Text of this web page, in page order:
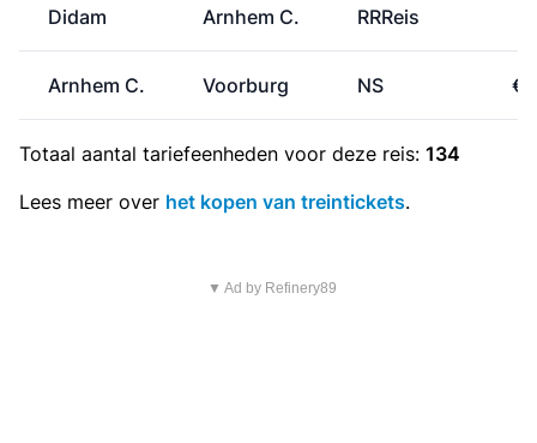
Didam Arnhem C. RRReis
Arnhem C. Voorburg NS €
Totaal aantal tariefeenheden voor deze reis: 134
Lees meer over het kopen van treintickets.
▼ Ad by Refinery89